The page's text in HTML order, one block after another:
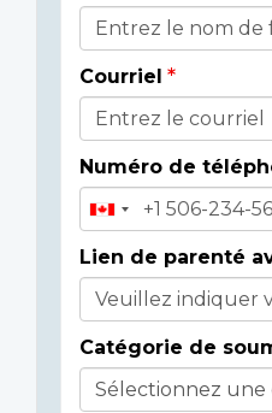
Courriel
Numéro de
Lien de parenté
Catégorie de